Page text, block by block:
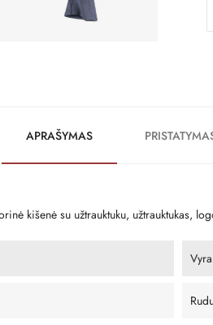
APRAŠYMAS
kišenė su užtrauktuku, užtrauktukas,